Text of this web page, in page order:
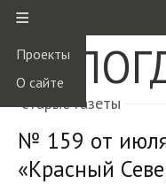
≡
Проекты
О сайте
старые газеты
№ 159 от
«Красный